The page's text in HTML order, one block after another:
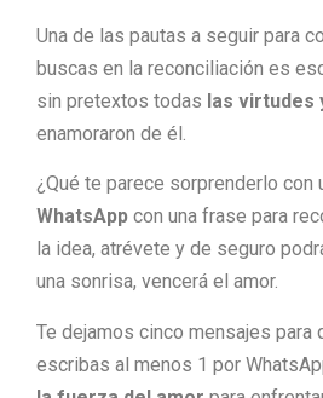
Una de las pautas a seguir para
buscas en la reconciliación es
sin pretextos todas las virtudes
enamoraron de él.
¿Qué te parece sorprenderlo con
WhatsApp con una frase para
la idea, atrévete y de seguro
una sonrisa, vencerá el amor.
Te dejamos cinco mensajes para
escribas al menos 1 por